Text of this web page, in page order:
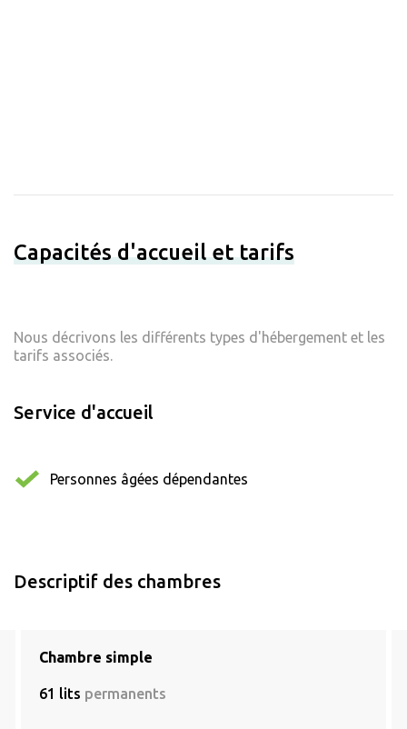
Capacités d'accueil et tarifs
Nous décrivons les différents types d'hébergement et les
tarifs associés.
Service d'accueil
Personnes âgées dépendantes
Descriptif des chambres
Chambre simple
61 lits permanents